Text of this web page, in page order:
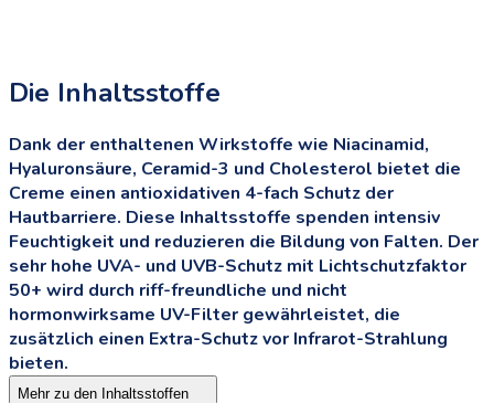
Die Inhaltsstoffe
Dank der enthaltenen Wirkstoffe wie Niacinamid,
Hyaluronsäure, Ceramid-3 und Cholesterol bietet die
Creme einen antioxidativen 4-fach Schutz der
Hautbarriere. Diese Inhaltsstoffe spenden intensiv
Feuchtigkeit und reduzieren die Bildung von Falten. Der
sehr hohe UVA- und UVB-Schutz mit Lichtschutzfaktor
50+ wird durch riff-freundliche und nicht
hormonwirksame UV-Filter gewährleistet, die
zusätzlich einen Extra-Schutz vor Infrarot-Strahlung
bieten.
Mehr zu den Inhaltsstoffen